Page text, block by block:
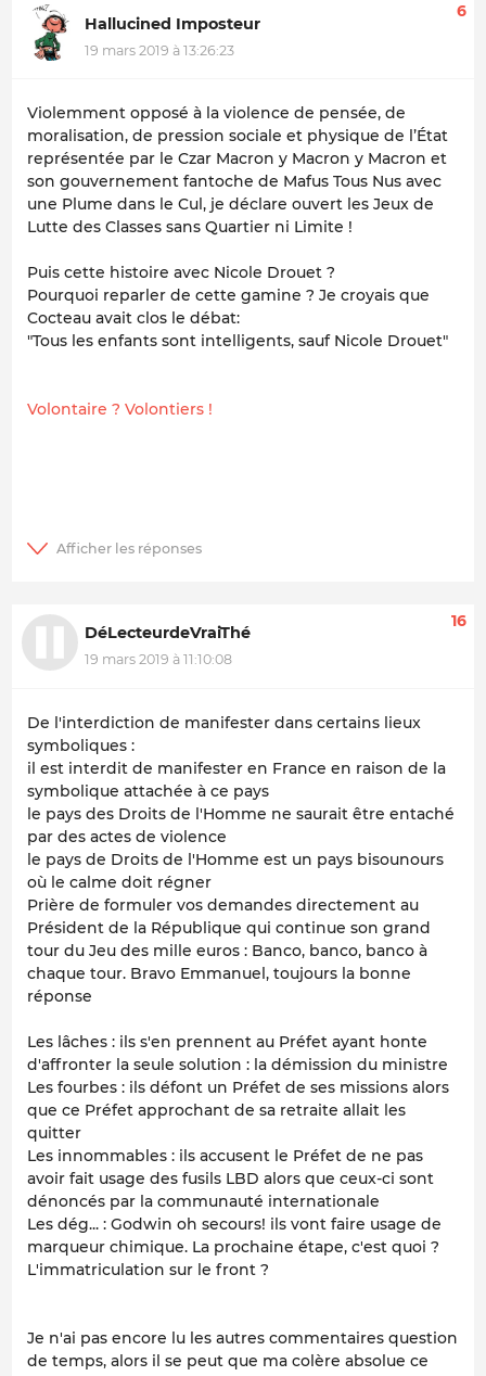
Hallucined Imposteur
19 mars 2019 à 13:26:23
6
Violemment opposé à la violence de pensée, de
moralisation, de pression sociale et physique de l’État
représentée par le Czar Macron y Macron y Macron et
son gouvernement fantoche de Mafus Tous Nus avec
une Plume dans le Cul, je déclare ouvert les Jeux de
Lutte des Classes sans Quartier ni Limite !
Puis cette histoire avec Nicole Drouet ?
Pourquoi reparler de cette gamine ? Je croyais que
Cocteau avait clos le débat:
"Tous les enfants sont intelligents, sauf Nicole Drouet"
Volontaire ? Volontiers !
DéLecteurdeVraiThé
19 mars 2019 à 11:10:08
16
De l'interdiction de manifester dans certains lieux
symboliques :
il est interdit de manifester en France en raison de la
symbolique attachée à ce pays
le pays des Droits de l'Homme ne saurait être entaché
par des actes de violence
le pays de Droits de l'Homme est un pays bisounours
où le calme doit régner
Prière de formuler vos demandes directement au
Président de la République qui continue son grand
tour du Jeu des mille euros : Banco, banco, banco à
chaque tour. Bravo Emmanuel, toujours la bonne
réponse
Les lâches : ils s'en prennent au Préfet ayant honte
d'affronter la seule solution : la démission du ministre
Les fourbes : ils défont un Préfet de ses missions alors
que ce Préfet approchant de sa retraite allait les
quitter
Les innommables : ils accusent le Préfet de ne pas
avoir fait usage des fusils LBD alors que ceux-ci sont
dénoncés par la communauté internationale
Les dég... : Godwin oh secours! ils vont faire usage de
marqueur chimique. La prochaine étape, c'est quoi ?
L'immatriculation sur le front ?
Je n'ai pas encore lu les autres commentaires question
de temps, alors il se peut que ma colère absolue ce